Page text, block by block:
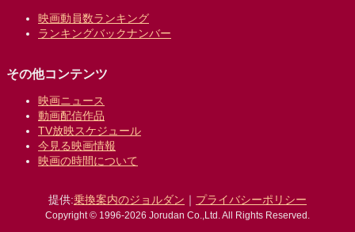
映画動員数ランキング
ランキングバックナンバー
その他コンテンツ
映画ニュース
動画配信作品
TV放映スケジュール
今見る映画情報
映画の時間について
提供:乗換案内のジョルダン ｜ プライバシーポリシー
Copyright © 1996-2026 Jorudan Co.,Ltd. All Rights Reserved.